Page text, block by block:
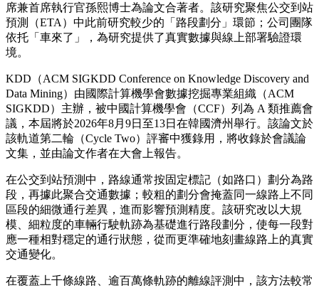
席兼首席執行官孫熙博士為論文合著者。該研究聚焦公交到站
預測（ETA）中此前研究較少的「路段劃分」環節；公司團隊
依托「車來了」，為研究提供了真實數據與線上部署驗證環
境。
KDD（ACM SIGKDD Conference on Knowledge Discovery and
Data Mining）由國際計算機學會數據挖掘專業組織（ACM
SIGKDD）主辦，被中國計算機學會（CCF）列為 A 類推薦會
議，本屆將於2026年8月9日至13日在韓國濟州舉行。該論文於
該軌道第二輪（Cycle Two）評審中獲錄用，將收錄於會議論
文集，並由論文作者在大會上報告。
在公交到站預測中，路線通常按固定標記（如路口）劃分為路
段，再據此聚合交通數據；較粗的劃分會掩蓋同一線路上不同
區段的細微通行差異，進而影響預測精度。該研究改以大規
模、細粒度的車輛行駛軌跡為基礎進行路段劃分，使每一段對
應一種相對穩定的通行狀態，從而更準確地刻畫線路上的真實
交通變化。
在覆蓋上千條線路、逾百萬條軌跡的離線評測中，該方法較常